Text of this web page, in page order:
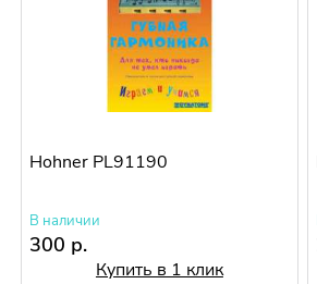
Hohner PL91190
В наличии
300 р.
Купить в 1 клик